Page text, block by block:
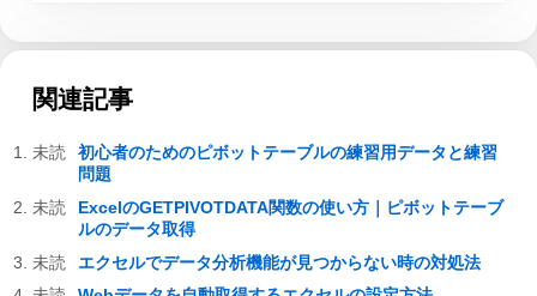
関連記事
初心者のためのピボットテーブルの練習用データと練習
問題
ExcelのGETPIVOTDATA関数の使い方｜ピボットテーブ
ルのデータ取得
エクセルでデータ分析機能が見つからない時の対処法